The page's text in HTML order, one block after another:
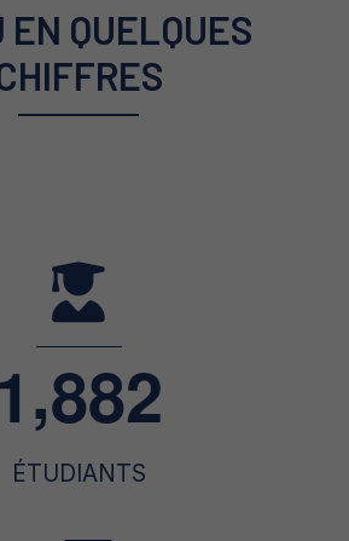
QUELQUES
1,882
ÉTUDIANTS